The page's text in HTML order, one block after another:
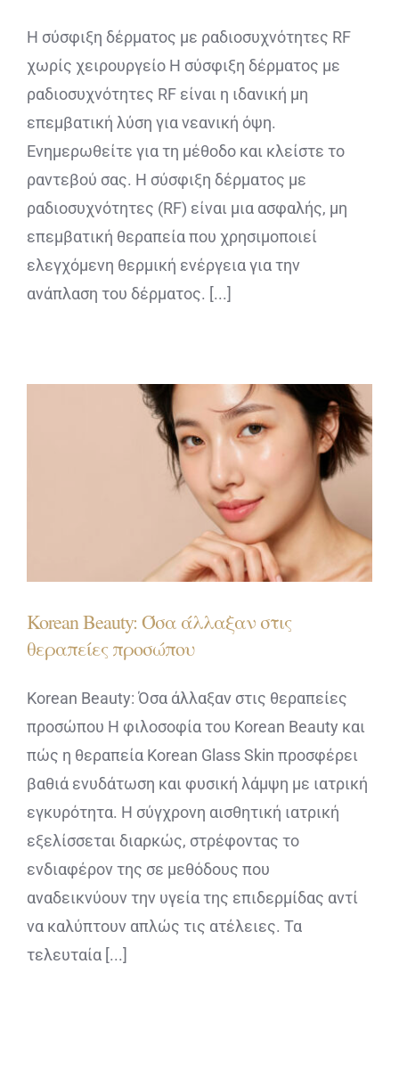
Η σύσφιξη δέρματος με ραδιοσυχνότητες RF
χωρίς χειρουργείο Η σύσφιξη δέρματος με
ραδιοσυχνότητες RF είναι η ιδανική μη
επεμβατική λύση για νεανική όψη.
Ενημερωθείτε για τη μέθοδο και κλείστε το
ραντεβού σας. Η σύσφιξη δέρματος με
ραδιοσυχνότητες (RF) είναι μια ασφαλής, μη
επεμβατική θεραπεία που χρησιμοποιεί
ελεγχόμενη θερμική ενέργεια για την
ανάπλαση του δέρματος. [...]
Korean Beauty: Όσα άλλαξαν στις
θεραπείες προσώπου
Korean Beauty: Όσα άλλαξαν στις θεραπείες
προσώπου H φιλοσοφία του Korean Beauty και
πώς η θεραπεία Korean Glass Skin προσφέρει
βαθιά ενυδάτωση και φυσική λάμψη με ιατρική
εγκυρότητα. Η σύγχρονη αισθητική ιατρική
εξελίσσεται διαρκώς, στρέφοντας το
ενδιαφέρον της σε μεθόδους που
αναδεικνύουν την υγεία της επιδερμίδας αντί
να καλύπτουν απλώς τις ατέλειες. Τα
τελευταία [...]